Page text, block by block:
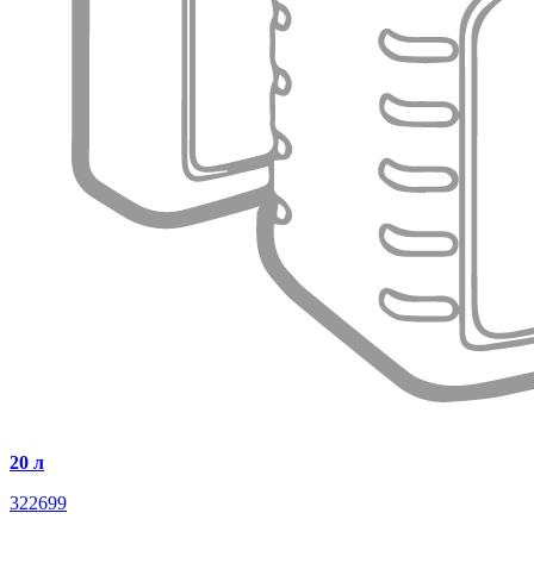
20 л
322699